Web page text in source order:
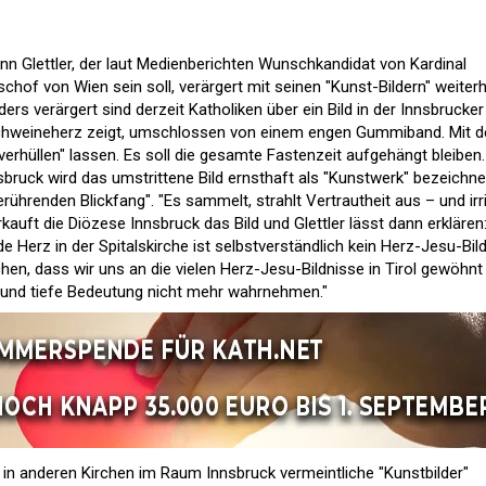
Glettler, der laut Medienberichten Wunschkandidat von Kardinal
von Wien sein soll, verärgert mit seinen "Kunst-Bildern"
verärgert sind derzeit Katholiken über ein Bild in der Innsbrucker
zeigt, umschlossen von einem engen Gummiband. Mit
lassen. Es soll die gesamte Fastenzeit aufgehängt
wird das umstrittene Bild ernsthaft als "Kunstwerk"
Blickfang". "Es sammelt, strahlt Vertrautheit aus – und
die Diözese Innsbruck das Bild und Glettler lässt dann erklären:
Herz in der Spitalskirche ist selbstverständlich kein Herz-Jesu-
dass wir uns an die vielen Herz-Jesu-Bildnisse in Tirol gewöhnt
tiefe Bedeutung nicht mehr wahrnehmen."
anderen Kirchen im Raum Innsbruck vermeintliche "Kunstbilder"